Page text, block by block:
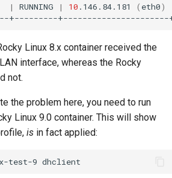
| RUNNING | 10 .146.84.181 ( eth0)
Linux 8.x container received the
interface, whereas the Rocky
not.
the problem here, you need to run
Linux 9.0 container. This will show
is in fact applied:
test-9